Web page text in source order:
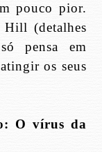
pouco pior.
Hill (detalhes
pensa em
os seus
O vírus da